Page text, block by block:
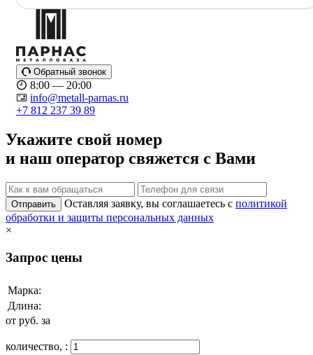
Обратный звонок
8:00 — 20:00
info@metall-parnas.ru
+7 812 237 39 89
Укажите свой номер
и наш оператор свяжется с Вами
Отправить Оставляя заявку, вы соглашаетесь с политикой
обработки и защиты персональных данных
×
Запрос цены
Марка:
Длина:
от руб. за
количество, :